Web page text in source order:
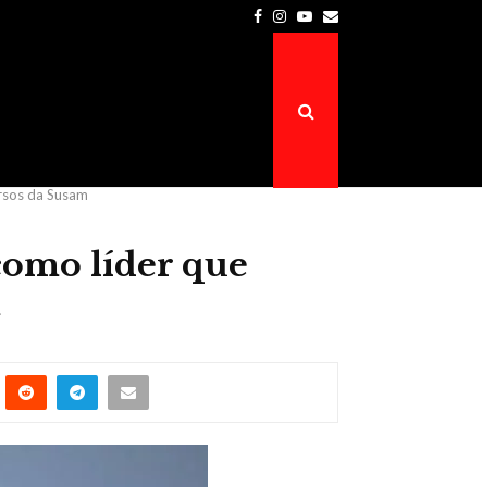
Prefeitura de Atalaia do Norte é a…
Facebook
Instagram
Youtube
Email
da Susam
líder que